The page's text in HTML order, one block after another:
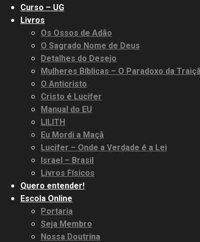
Curso – UG
Livros
Os Ossos de Adão
O Sagrado Nome de Deus
Detalhes do Desejo
Mulheres Bíblicas – O Paradoxo da
O Anticristo
Cristo é Lucifer
Manual do EU
LILITH
Eu Mordi a Maçã
Lucifer – Onde a Verdade é a Lei
Israel – Brasil
Livros Físicos
Quero entender!
Escola Online
Portaria
Seja Membro
Nossa Doutrina